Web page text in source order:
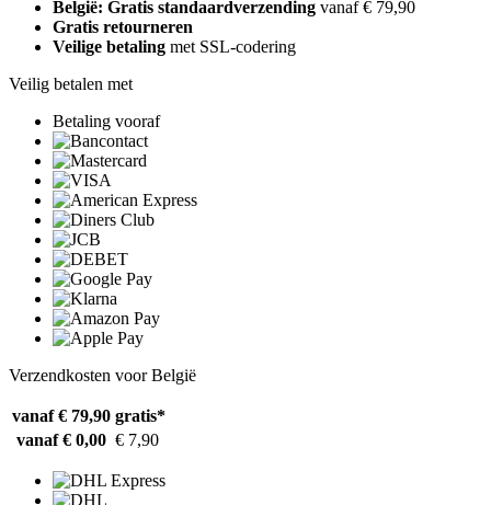
België: Gratis standaardverzending vanaf € 79,90
Gratis retourneren
Veilige betaling met SSL-codering
Veilig betalen met
Betaling vooraf
Verzendkosten voor België
vanaf € 79,90 gratis*
vanaf € 0,00 € 7,90